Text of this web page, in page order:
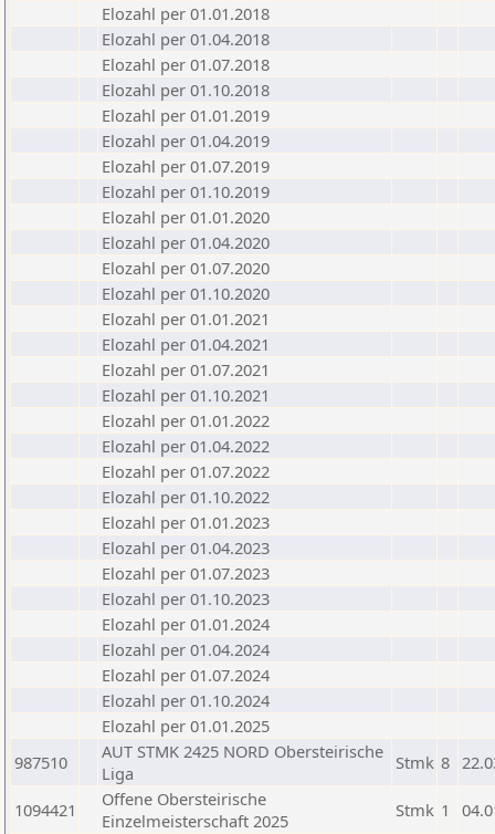
Elozahl per 01.01.2018
Elozahl per 01.04.2018
Elozahl per 01.07.2018
Elozahl per 01.10.2018
Elozahl per 01.01.2019
Elozahl per 01.04.2019
Elozahl per 01.07.2019
Elozahl per 01.10.2019
Elozahl per 01.01.2020
Elozahl per 01.04.2020
Elozahl per 01.07.2020
Elozahl per 01.10.2020
Elozahl per 01.01.2021
Elozahl per 01.04.2021
Elozahl per 01.07.2021
Elozahl per 01.10.2021
Elozahl per 01.01.2022
Elozahl per 01.04.2022
Elozahl per 01.07.2022
Elozahl per 01.10.2022
Elozahl per 01.01.2023
Elozahl per 01.04.2023
Elozahl per 01.07.2023
Elozahl per 01.10.2023
Elozahl per 01.01.2024
Elozahl per 01.04.2024
Elozahl per 01.07.2024
Elozahl per 01.10.2024
Elozahl per 01.01.2025
987510
AUT STMK 2425 NORD Obersteirische
Liga
Stmk 8
1094421
Offene Obersteirische
Einzelmeisterschaft 2025
Stmk 1